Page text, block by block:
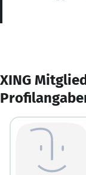
XING